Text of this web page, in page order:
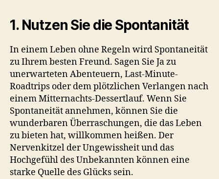
1. Nutzen Sie die Spontanität
In einem Leben ohne Regeln wird Spontaneität
zu Ihrem besten Freund. Sagen Sie Ja zu
unerwarteten Abenteuern, Last-Minute-
Roadtrips oder dem plötzlichen Verlangen nach
einem Mitternachts-Dessertlauf. Wenn Sie
Spontaneität annehmen, können Sie die
wunderbaren Überraschungen, die das Leben
zu bieten hat, willkommen heißen. Der
Nervenkitzel der Ungewissheit und das
Hochgefühl des Unbekannten können eine
starke Quelle des Glücks sein.